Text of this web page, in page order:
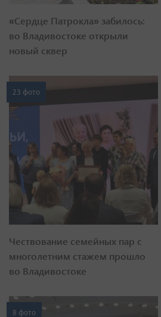
«Сердце Патрокла» забилось:
во Владивостоке открыли
новый сквер
23 фото
Чествование семейных пар с
многолетним стажем прошло
во Владивостоке
8 фото